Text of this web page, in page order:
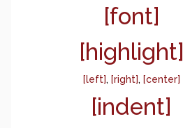
[font]
[highlight]
[left], [right], [center]
[indent]